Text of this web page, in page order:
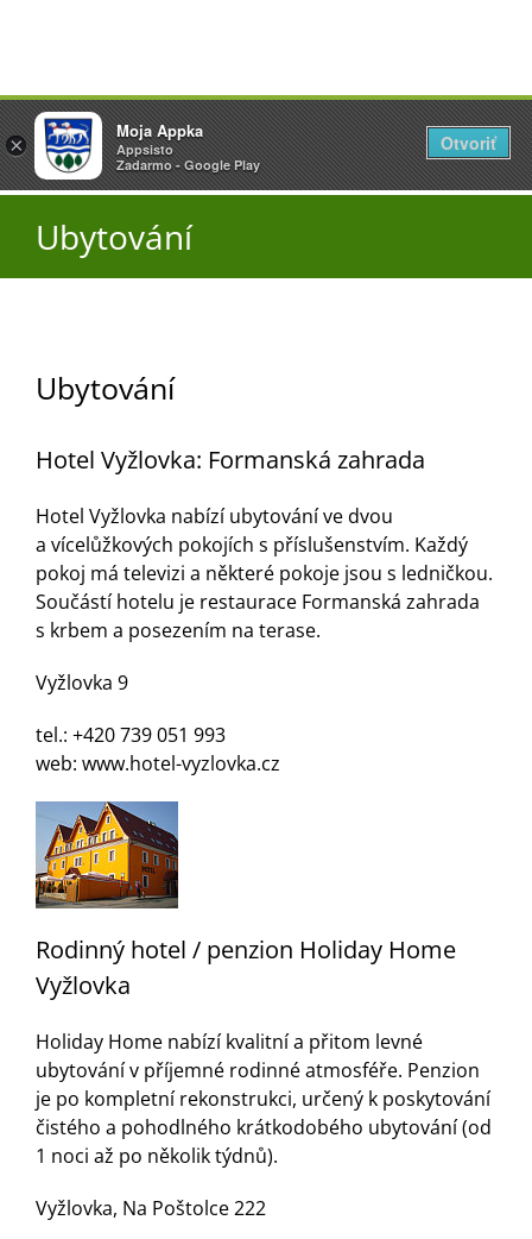
Přeskočit
na
obsah
Škola
Turistika
Koupaliště
Kontakty
Ubytování
Ubytování
Hotel Vyžlovka: Formanská zahrada
Hotel Vyžlovka nabízí ubytování ve dvou
a vícelůžkových pokojích s příslušenstvím. Každý
pokoj má televizi a některé pokoje jsou s ledničkou.
Součástí hotelu je restaurace Formanská zahrada
s krbem a posezením na terase.
Vyžlovka 9
tel.: +420 739 051 993
web: www.hotel-vyzlovka.cz
Rodinný hotel / penzion Holiday Home
Vyžlovka
Holiday Home nabízí kvalitní a přitom levné
ubytování v příjemné rodinné atmosféře. Penzion
je po kompletní rekonstrukci, určený k poskytování
čistého a pohodlného krátkodobého ubytování (od
1 noci až po několik týdnů).
Vyžlovka, Na Poštolce 222
×
Vyžlovka
AppSisto
- In Google Play
Otevřít
×
Moja Appka
Appsisto
Zadarmo - Google Play
Otvoriť